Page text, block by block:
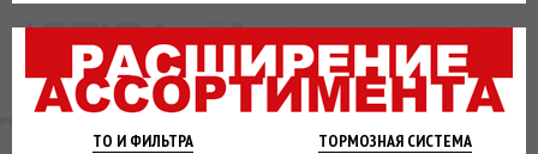
ТО И ФИЛЬТРА ТОРМОЗНАЯСИСТЕМА